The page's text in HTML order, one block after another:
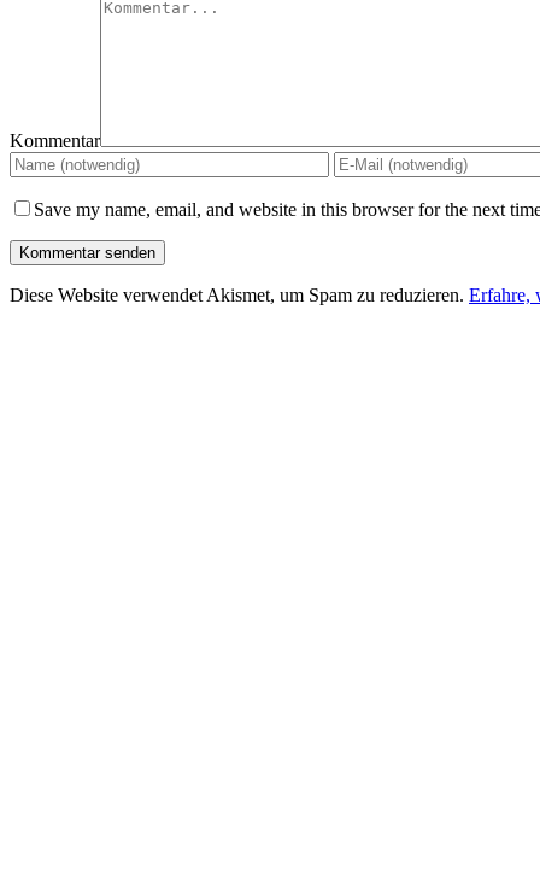
Kommentar
Save my name, email, and website in this browser for the next
Diese Website verwendet Akismet, um Spam zu reduzieren. Erfahre,